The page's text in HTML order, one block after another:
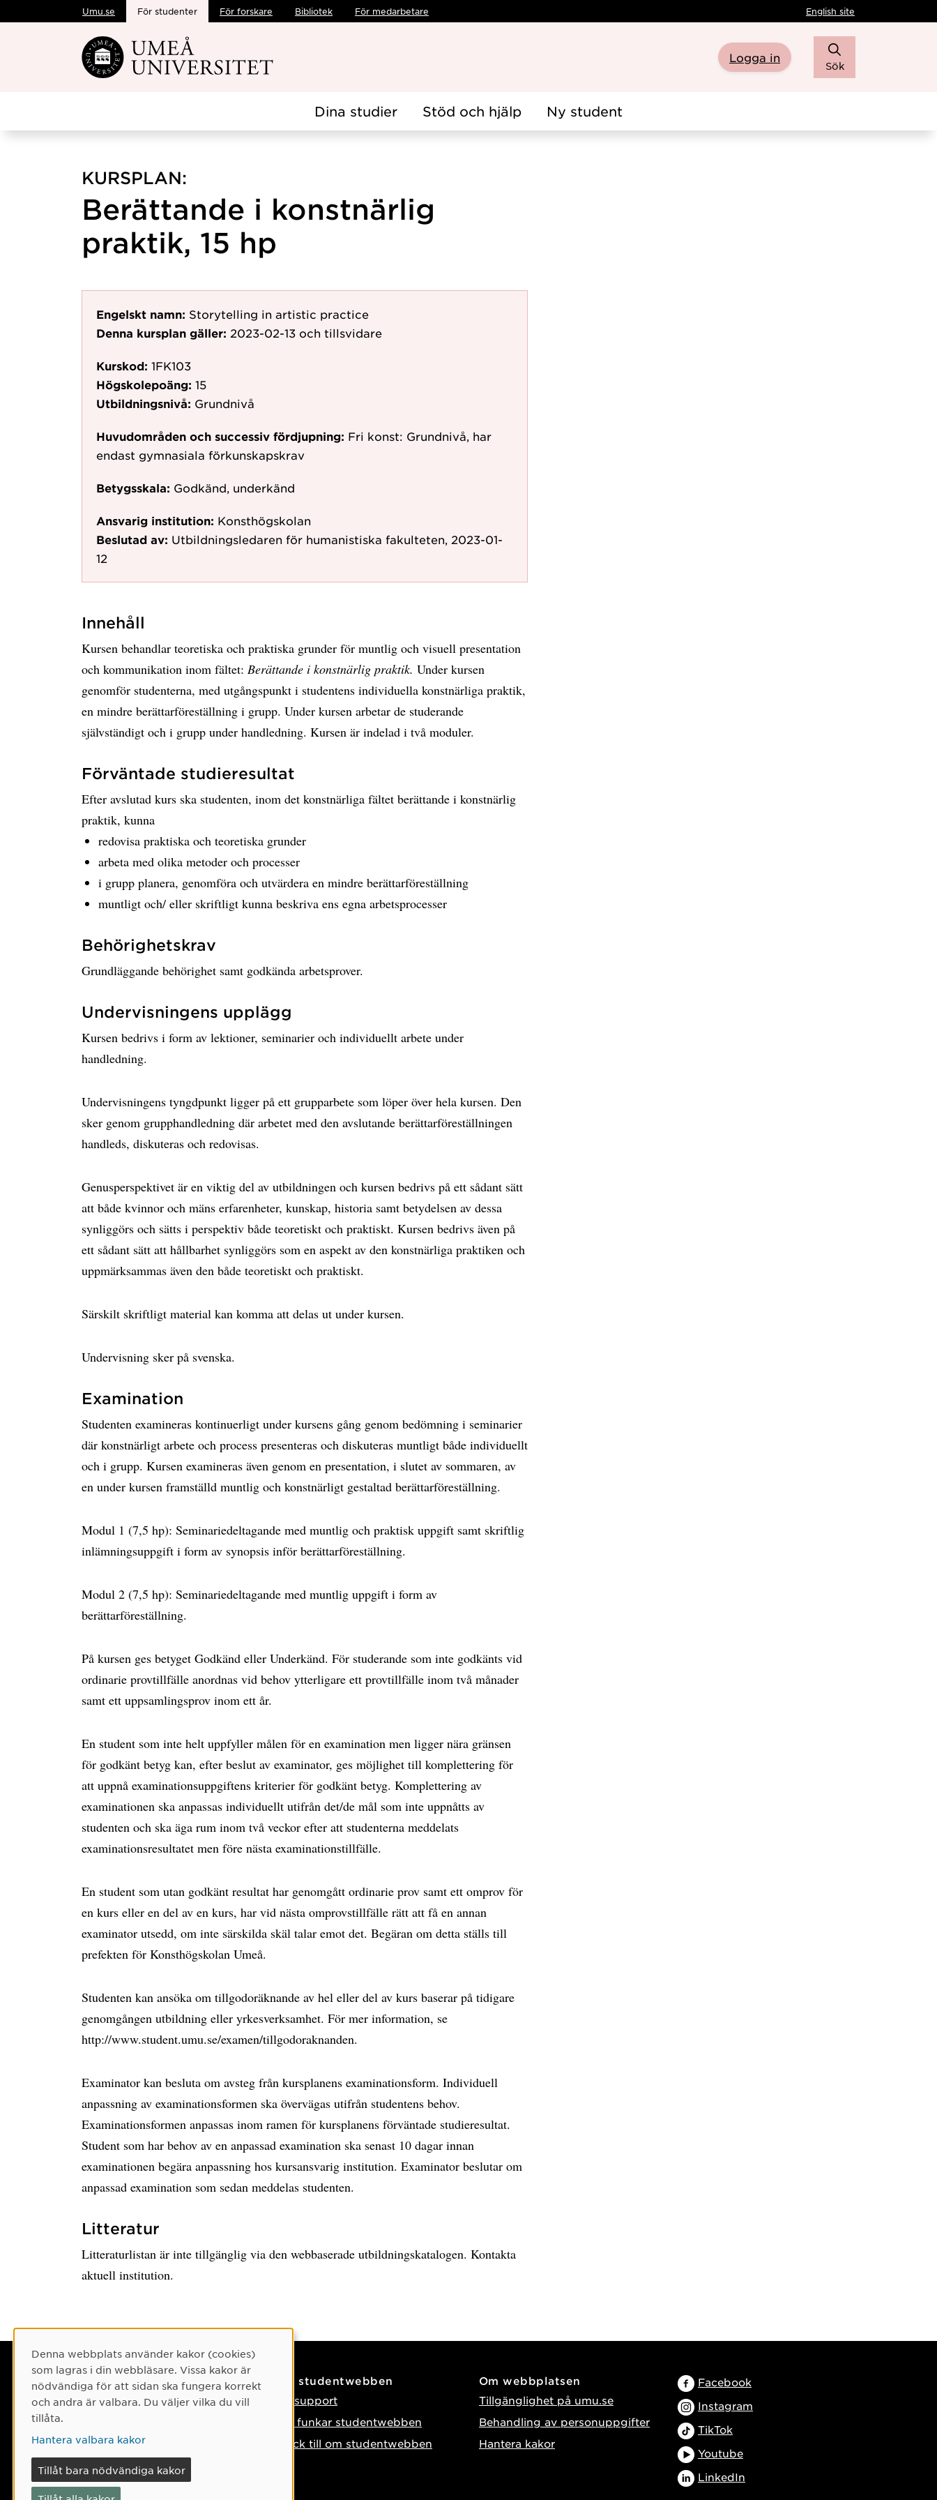
Hoppa direkt till innehållet
Umu.se För studenter För forskare Bibliotek För medarbetare English site
Logga in
Sök
Dina studier Stöd och hjälp Ny student
KURSPLAN:
Berättande i konstnärlig
praktik, 15 hp
Engelskt namn: Storytelling in artistic practice
Denna kursplan gäller: 2023-02-13 och tillsvidare
Kurskod: 1FK103
Högskolepoäng: 15
Utbildningsnivå: Grundnivå
Huvudområden och successiv fördjupning: Fri konst: Grundnivå, har
endast gymnasiala förkunskapskrav
Betygsskala: Godkänd, underkänd
Ansvarig institution: Konsthögskolan
Beslutad av: Utbildningsledaren för humanistiska fakulteten, 2023-01-
12
Innehåll
Kursen behandlar teoretiska och praktiska grunder för muntlig och visuell presentation
och kommunikation inom fältet: Berättande i konstnärlig praktik. Under kursen
genomför studenterna, med utgångspunkt i studentens individuella konstnärliga praktik,
en mindre berättarföreställning i grupp. Under kursen arbetar de studerande
självständigt och i grupp under handledning. Kursen är indelad i två moduler.
Förväntade studieresultat
Efter avslutad kurs ska studenten, inom det konstnärliga fältet berättande i konstnärlig
praktik, kunna
redovisa praktiska och teoretiska grunder
arbeta med olika metoder och processer
i grupp planera, genomföra och utvärdera en mindre berättarföreställning
muntligt och/ eller skriftligt kunna beskriva ens egna arbetsprocesser
Behörighetskrav
Grundläggande behörighet samt godkända arbetsprover.
Undervisningens upplägg
Kursen bedrivs i form av lektioner, seminarier och individuellt arbete under
handledning.
Undervisningens tyngdpunkt ligger på ett grupparbete som löper över hela kursen. Den
sker genom grupphandledning där arbetet med den avslutande berättarföreställningen
handleds, diskuteras och redovisas.
Genusperspektivet är en viktig del av utbildningen och kursen bedrivs på ett sådant sätt
att både kvinnor och mäns erfarenheter, kunskap, historia samt betydelsen av dessa
synliggörs och sätts i perspektiv både teoretiskt och praktiskt. Kursen bedrivs även på
ett sådant sätt att hållbarhet synliggörs som en aspekt av den konstnärliga praktiken och
uppmärksammas även den både teoretiskt och praktiskt.
Särskilt skriftligt material kan komma att delas ut under kursen.
Undervisning sker på svenska.
Examination
Studenten examineras kontinuerligt under kursens gång genom bedömning i seminarier
där konstnärligt arbete och process presenteras och diskuteras muntligt både individuellt
och i grupp. Kursen examineras även genom en presentation, i slutet av sommaren, av
en under kursen framställd muntlig och konstnärligt gestaltad berättarföreställning.
Modul 1 (7,5 hp): Seminariedeltagande med muntlig och praktisk uppgift samt skriftlig
inlämningsuppgift i form av synopsis inför berättarföreställning.
Modul 2 (7,5 hp): Seminariedeltagande med muntlig uppgift i form av
berättarföreställning.
På kursen ges betyget Godkänd eller Underkänd. För studerande som inte godkänts vid
ordinarie provtillfälle anordnas vid behov ytterligare ett provtillfälle inom två månader
samt ett uppsamlingsprov inom ett år.
En student som inte helt uppfyller målen för en examination men ligger nära gränsen
för godkänt betyg kan, efter beslut av examinator, ges möjlighet till komplettering för
att uppnå examinationsuppgiftens kriterier för godkänt betyg. Komplettering av
examinationen ska anpassas individuellt utifrån det/de mål som inte uppnåtts av
studenten och ska äga rum inom två veckor efter att studenterna meddelats
examinationsresultatet men före nästa examinationstillfälle.
En student som utan godkänt resultat har genomgått ordinarie prov samt ett omprov för
en kurs eller en del av en kurs, har vid nästa omprovstillfälle rätt att få en annan
examinator utsedd, om inte särskilda skäl talar emot det. Begäran om detta ställs till
prefekten för Konsthögskolan Umeå.
Studenten kan ansöka om tillgodoräknande av hel eller del av kurs baserar på tidigare
genomgången utbildning eller yrkesverksamhet. För mer information, se
http://www.student.umu.se/examen/tillgodoraknanden.
Examinator kan besluta om avsteg från kursplanens examinationsform. Individuell
anpassning av examinationsformen ska övervägas utifrån studentens behov.
Examinationsformen anpassas inom ramen för kursplanens förväntade studieresultat.
Student som har behov av en anpassad examination ska senast 10 dagar innan
examinationen begära anpassning hos kursansvarig institution. Examinator beslutar om
anpassad examination som sedan meddelas studenten.
Litteratur
Litteraturlistan är inte tillgänglig via den webbaserade utbildningskatalogen. Kontakta
aktuell institution.
Kontaktuppgifter
Kontakta oss
Hitta till oss
Om något händer
På studentwebben
IT-support
Så funkar studentwebben
Tyck till om studentwebben
Om webbplatsen
Tillgänglighet på umu.se
Behandling av personuppgifter
Hantera kakor
Facebook
Instagram
TikTok
Youtube
LinkedIn
Cookie-samtycke
Denna webbplats använder kakor (cookies)
som lagras i din webbläsare. Vissa kakor är
nödvändiga för att sidan ska fungera korrekt
och andra är valbara. Du väljer vilka du vill
tillåta.
Hantera valbara kakor
Tillåt bara nödvändiga kakor